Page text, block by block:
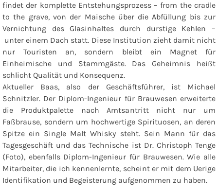
findet der komplette Entstehungsprozess – from the cradle
to the grave, von der Maische über die Abfüllung bis zur
Vernichtung des Glasinhaltes durch durstige Kehlen –
unter einem Dach statt. Diese Institution zieht damit nicht
nur Touristen an, sondern bleibt ein Magnet für
Einheimische und Stammgäste. Das Geheimnis heißt
schlicht Qualität und Konsequenz.
Aktueller Baas, also der Geschäftsführer, ist Michael
Schnitzler. Der Diplom-Ingenieur für Brauwesen erweiterte
die Produktpalette nach Amtsantritt nicht nur um
Faßbrause, sondern um hochwertige Spirituosen, an deren
Spitze ein Single Malt Whisky steht. Sein Mann für das
Tagesgeschäft und das Technische ist Dr. Christoph Tenge
(Foto), ebenfalls Diplom-Ingenieur für Brauwesen. Wie alle
Mitarbeiter, die ich kennenlernte, scheint er mit dem Uerige
Identifikation und Begeisterung aufgenommen zu haben.